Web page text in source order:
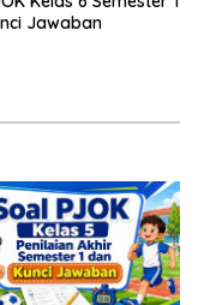
Jawaban